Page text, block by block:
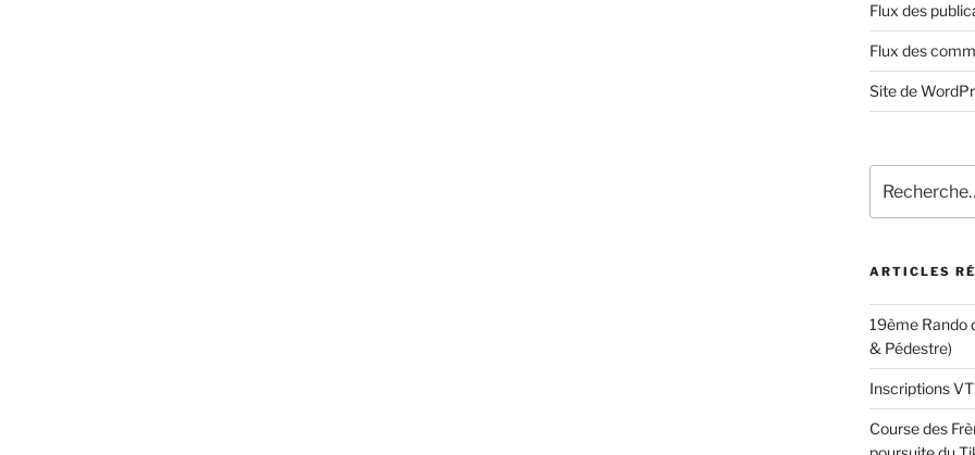
Flux des
Flux des
Site de
pour
:
ARTICLES
19ème Rando
& Pédestre)
Inscriptions
Course des